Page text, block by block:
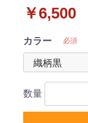
用 織柄シリーズ
￥6,500
カラー 必須
数量